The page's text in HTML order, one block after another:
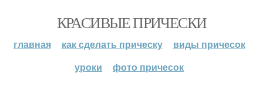
КРАСИВЫЕ ПРИЧЕСКИ
главная как сделать прическу
виды причесок
уроки
фото причесок